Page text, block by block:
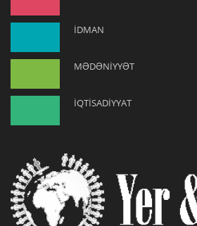
İDMAN
MƏDƏNİYYƏT
İQTİSADİYYAT